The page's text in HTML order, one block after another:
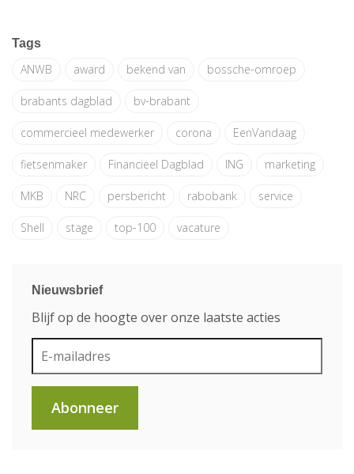
Tags
ANWB award bekend van bossche-omroep
brabants dagblad bv-brabant
commercieel medewerker corona EenVandaag
fietsenmaker Financieel Dagblad ING marketing
MKB NRC persbericht rabobank service
Shell stage top-100 vacature
Nieuwsbrief
Blijf op de hoogte over onze laatste acties
Abonneer